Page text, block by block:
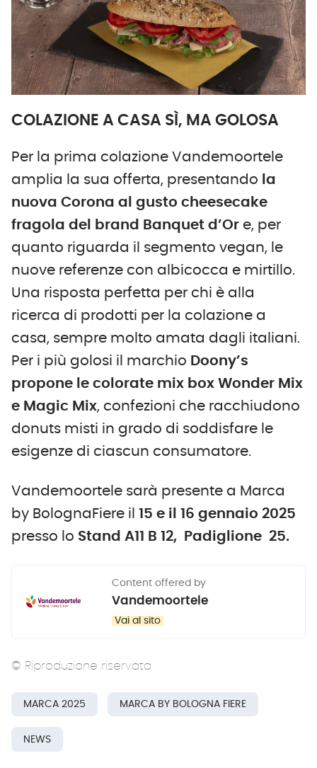
COLAZIONE A CASA SÌ, MA GOLOSA
Per la prima colazione Vandemoortele
amplia la sua offerta, presentando la
nuova Corona al gusto cheesecake
fragola del brand Banquet d’Or e, per
quanto riguarda il segmento vegan, le
nuove referenze con albicocca e mirtillo.
Una risposta perfetta per chi è alla
ricerca di prodotti per la colazione a
casa, sempre molto amata dagli italiani.
Per i più golosi il marchio Doony’s
propone le colorate mix box Wonder Mix
e Magic Mix, confezioni che racchiudono
donuts misti in grado di soddisfare le
esigenze di ciascun consumatore.
Vandemoortele sarà presente a Marca
by BolognaFiere il 15 e il 16 gennaio 2025
presso lo Stand A11 B 12, Padiglione 25.
Content offered by
Vandemoortele
Vai al sito
© Riproduzione riservata
MARCA 2025 MARCA BY BOLOGNA FIERE
NEWS